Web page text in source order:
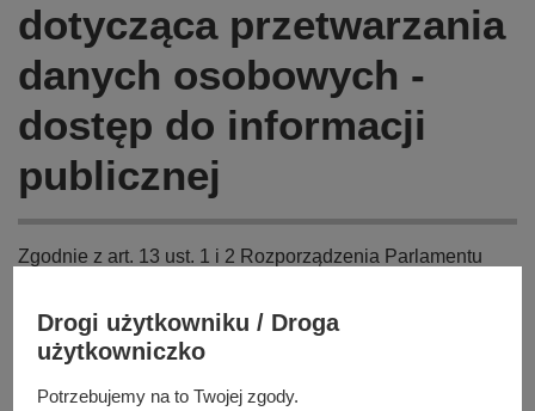
a
a
w
g
y
dotycząca przetwarzania
danych osobowych -
dostęp do informacji
publicznej
Zgodnie z art. 13 ust. 1 i 2 Rozporządzenia Parlamentu
2016 r. w sprawie ochrony osób fizycznych w związku z
przetwarzaniem danych osobowych i w sprawie
swobodnego przepływu takich danych oraz uchylenia
dyrektywy 95/46/WE (ogólne rozporządzenie o ochronie
Drogi użytkowniku / Droga
użytkowniczko
Potrzebujemy na to Twojej zgody.